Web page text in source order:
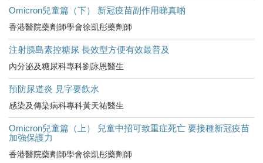
Omicron兒童篇（下） 新冠疫苗副作用睇真啲
香港醫院藥劑師學會徐凱彤藥劑師
注射胰島素控糖尿 長效型方便有效最普及
內分泌及糖尿科專科劉詠恩醫生
預防尿道炎 見字要飲水
感染及傳染病科專科黃天祐醫生
Omicron兒童篇（上） 兒童中招可致重症死亡 要接種新冠疫苗
加強保護力
香港醫院藥劑師學會徐凱彤藥劑師